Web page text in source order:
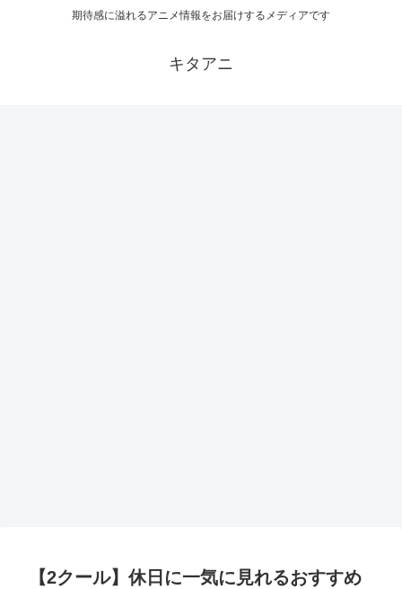
期待感に溢れるアニメ情報をお届けするメディアです
キタアニ
【2クール】休日に一気に見れるおすすめ